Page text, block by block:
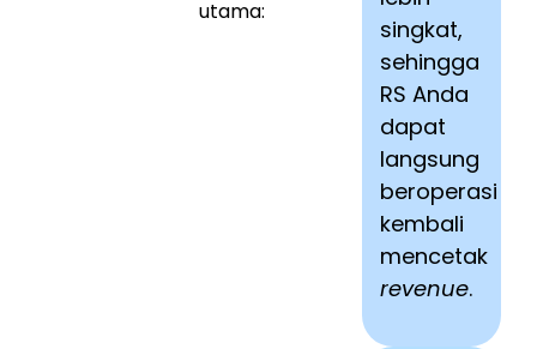
utama:
singkat,
sehingga
RS Anda
dapat
langsung
beroperasi
kembali
mencetak
revenue.